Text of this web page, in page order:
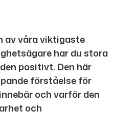
av våra viktigaste
har du stora
positivt. Den här
förståelse för
och varför den
och